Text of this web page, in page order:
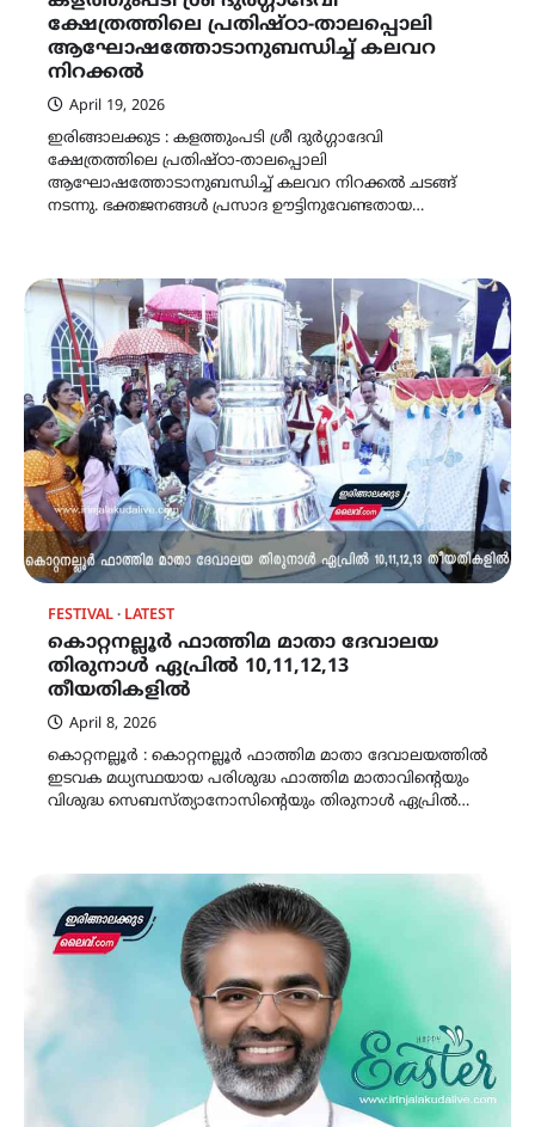
ക്ഷേത്രത്തിലെ പ്രതിഷ്ഠാ-താലപ്പൊലി
ആഘോഷത്തോടാനുബന്ധിച്ച് കലവറ
നിറക്കൽ
April 19, 2026
ഇരിങ്ങാലക്കുട : കളത്തുംപടി ശ്രീ ദുർഗ്ഗാദേവി
ക്ഷേത്രത്തിലെ പ്രതിഷ്ഠാ-താലപ്പൊലി
ആഘോഷത്തോടാനുബന്ധിച്ച് കലവറ നിറക്കൽ ചടങ്ങ്
നടന്നു. ഭക്തജനങ്ങൾ പ്രസാദ ഊട്ടിനുവേണ്ടതായ…
FESTIVAL LATEST
കൊറ്റനല്ലൂർ ഫാത്തിമ മാതാ ദേവാലയ
തിരുനാൾ ഏപ്രിൽ 10,11,12,13
തീയതികളിൽ
April 8, 2026
കൊറ്റനല്ലൂർ : കൊറ്റനല്ലൂർ ഫാത്തിമ മാതാ ദേവാലയത്തിൽ
ഇടവക മധ്യസ്ഥയായ പരിശുദ്ധ ഫാത്തിമ മാതാവിന്റെയും
വിശുദ്ധ സെബസ്ത്യാനോസിന്റെയും തിരുനാൾ ഏപ്രിൽ…